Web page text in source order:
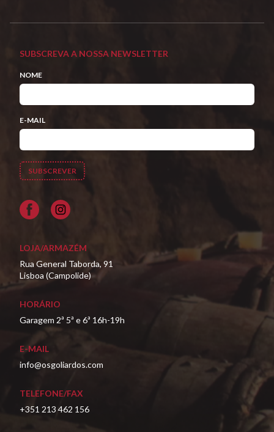
SUBSCREVA A NOSSA NEWSLETTER
NOME
E-MAIL
Facebook
LOJA/ARMAZÉM
Rua General Taborda, 91
Lisboa (Campolide)
HORÁRIO
Garagem 2ª 5ª e 6ª 16h-19h
E-MAIL
info@osgoliardos.com
TELEFONE/FAX
+351 213 462 156